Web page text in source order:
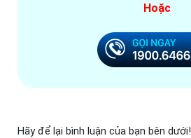
Hoặc
Hãy để lại bình luận của bạn bên dưới!